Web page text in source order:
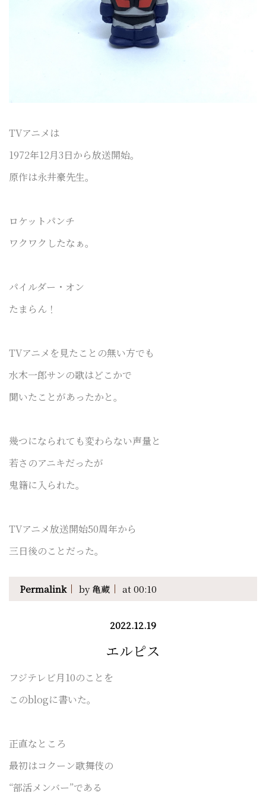
TVアニメは
1972年12月3日から放送開始。
原作は永井豪先生。
ロケットパンチ
ワクワクしたなぁ。
パイルダー・オン
たまらん！
TVアニメを見たことの無い方でも
水木一郎サンの歌はどこかで
聞いたことがあったかと。
幾つになられても変わらない声量と
若さのアニキだったが
鬼籍に入られた。
TVアニメ放送開始50周年から
三日後のことだった。
Permalink by 亀蔵 at 00:10
2022.12.19
エルピス
フジテレビ月10のことを
このblogに書いた。
正直なところ
最初はコクーン歌舞伎の
“部活メンバー”である